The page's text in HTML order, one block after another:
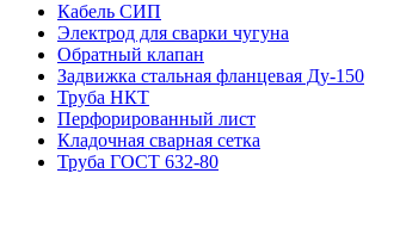
Кабель СИП
Электрод для сварки чугуна
Обратный клапан
Задвижка стальная фланцевая Ду-150
Труба НКТ
Перфорированный лист
Кладочная сварная сетка
Труба ГОСТ 632-80